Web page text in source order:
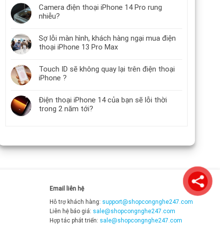
Camera điện thoại iPhone 14 Pro rung
nhiễu?
Sợ lỗi màn hình, khách hàng ngại mua điện
thoại iPhone 13 Pro Max
Touch ID sẽ không quay lại trên điện thoại
iPhone ?
Điện thoại iPhone 14 của bạn sẽ lỗi thời
trong 2 năm tới?
Email liên hệ
Hỗ trợ khách hàng: support@shopcongnghe247.com
Liên hệ báo giá: sale@shopcongnghe247.com
Hợp tác phát triển: sale@shopcongnghe247.com